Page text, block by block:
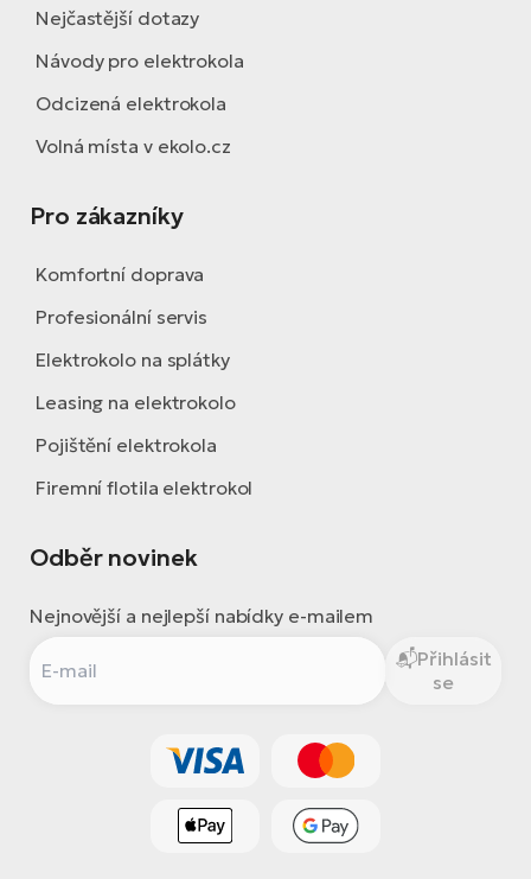
Nejčastější dotazy
Návody pro elektrokola
Odcizená elektrokola
Volná místa v ekolo.cz
Pro zákazníky
Komfortní doprava
Profesionální servis
Elektrokolo na splátky
Leasing na elektrokolo
Pojištění elektrokola
Firemní flotila elektrokol
Odběr novinek
Nejnovější a nejlepší nabídky e-mailem
Přihlásit
se